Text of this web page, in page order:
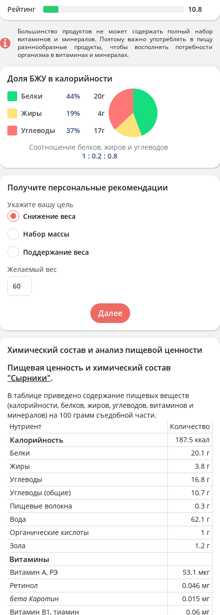
Химический состав и анализ пищевой ценности
Пищевая ценность и химический состав
"Сырники".
В таблице приведено содержание пищевых веществ
(калорийности, белков, жиров, углеводов, витаминов и
минералов) на 100 грамм съедобной части.
Нутриент
Количество
Калорийность
187.5 ккал
Белки
20.1 г
Жиры
3.8 г
Углеводы
16.8 г
Углеводы (общие)
10.7 г
Пищевые волокна
0.3 г
Вода
62.1 г
Органические кислоты
1 г
Зола
1.2 г
Витамины
Витамин А, РЭ
53.1 мкг
Ретинол
0.046 мг
бета Каротин
0.015 мг
Витамин В1, тиамин
0.06 мг
Рейтинг 10.8
Большинство продуктов не может содержать полный набор
витаминов и минералов. Поэтому важно употреблять в пищу
разннообразные продукты, чтобы восполнять потребности
организма в витаминах и минералах.
Доля БЖУ в калорийности
Белки 44% 20г
Жиры
19% 4г
Углеводы
37% 17г
Соотношение белков, жиров и углеводов
1 : 0.2 : 0.8
Получите персональные рекомендации
Укажите вашу цель
Снижение веса
Набор массы
Поддержание веса
Желаемый вес
Далее